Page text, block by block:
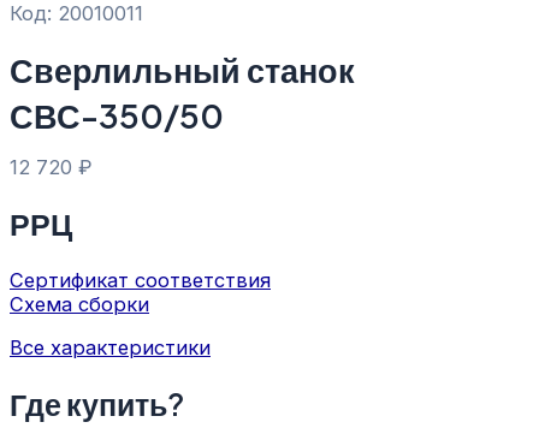
Код: 20010011
Сверлильный станок
СВС-350/50
12 720 ₽
РРЦ
Сертификат соответствия
Схема сборки
Все характеристики
Где купить?